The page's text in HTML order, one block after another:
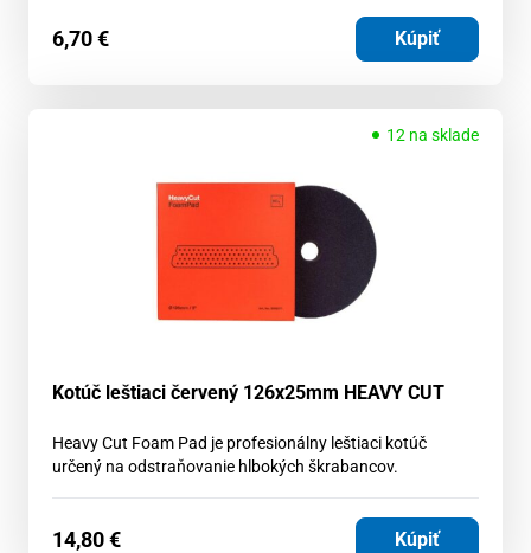
6,70€ Kúpiť
12 na sklade
Kotúč leštiaci červený 126x25mm HEAVY CUT
Heavy Cut Foam Pad je profesionálny leštiaci kotúč
určený na odstraňovanie hlbokých škrabancov.
14,80€ Kúpiť